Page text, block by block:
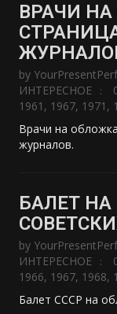
ВРАЧИ
by
ИНТЕРЕСНОЕ
1961 , 1967, 1971 ,
Врачи на
журналов.
БАЛЕТ
by
ИНТЕРЕСНОЕ
1966, 1967, 1968,
Балет СССР на